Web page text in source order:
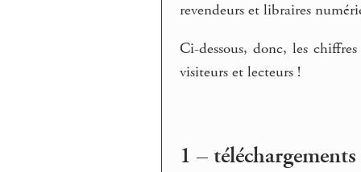
revendeurs et libraires
Ci-dessous, donc, les
visiteurs et lecteurs !
1 –